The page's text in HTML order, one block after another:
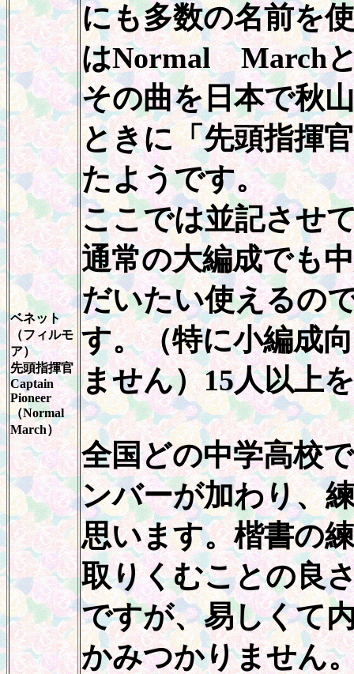
ベネット
（フィルモ
ア）
先頭指揮官
Captain
Pioneer
（Normal
March）
にも多数の名前を
はNormal March
その曲を日本で秋
ときに「先頭指揮
たようです。
ここでは並記させ
通常の大編成でも
だいたい使えるの
す。（特に小編成
ません）15人以上
全国どの中学高校
ンバーが加わり、
思います。楷書の
取りくむことの良
ですが、易しくて
かみつかりません